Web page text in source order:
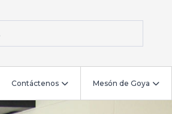
Contáctenos Mesón de Goya